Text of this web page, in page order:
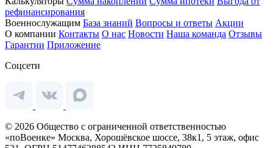
рефинансирования
Военнослужащим База знаний Вопросы и ответы Акции
О компании Контакты О нас Новости Наша команда Отзывы
Гарантии Приложение
Соцсети
© 2026 Общество с ограниченной ответственностью
«поВоенке» Москва, Хорошёвское шоссе, 38к1, 5 этаж, офис